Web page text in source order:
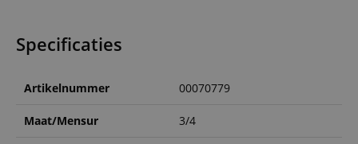
Specificaties
Artikelnummer 00070779
Maat/Mensur 3/4